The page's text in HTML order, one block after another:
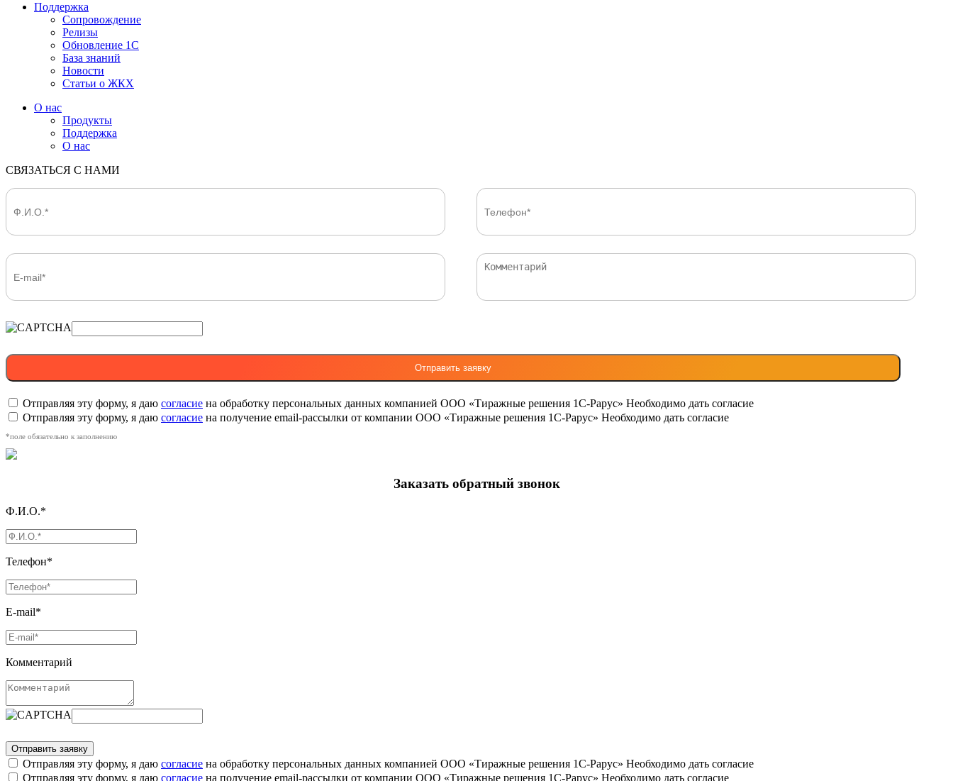
Поддержка
Сопровождение
Релизы
Обновление 1С
База знаний
Новости
Статьи о ЖКХ
О нас
Продукты
Поддержка
О нас
СВЯЗАТЬСЯ С НАМИ
Отправляя эту форму, я даю согласие на обработку персональных данных компанией ООО «Тиражные решения 1С-Рарус» Необходимо дать согласие
Отправляя эту форму, я даю согласие на получение email-рассылки от компании ООО «Тиражные решения 1С-Рарус» Необходимо дать согласие
*поле обязательно к заполнению
Заказать обратный звонок
Ф.И.О.*
Телефон*
E-mail*
Комментарий
Отправляя эту форму, я даю согласие на обработку персональных данных компанией ООО «Тиражные решения 1С-Рарус» Необходимо дать согласие
Отправляя эту форму, я даю согласие на получение email-рассылки от компании ООО «Тиражные решения 1С-Рарус» Необходимо дать согласие